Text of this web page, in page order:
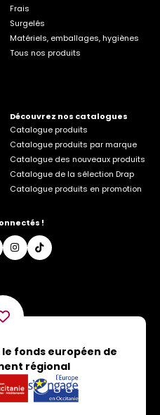
Frais
Surgelés
Matériels, emballages, hygiènes
Tous nos produits
Découvrez nos catalogues
Catalogue produits
Catalogue produits par marque
Catalogue des nouveaux produits
Catalogue de la sélection Drap
Catalogue produits en promotion
!
fonds européen de
régional